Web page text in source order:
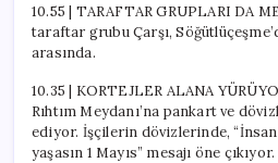
10.55 | TARAFTAR GRUPLARI DA
taraftar grubu Çarşı,
arasında.
10.35 | KORTEJLER ALANA
Rıhtım Meydanı’na pankart ve
ediyor. İşçilerin dövizlerinde,
yaşasın 1 Mayıs” mesajı öne çıkıyor.